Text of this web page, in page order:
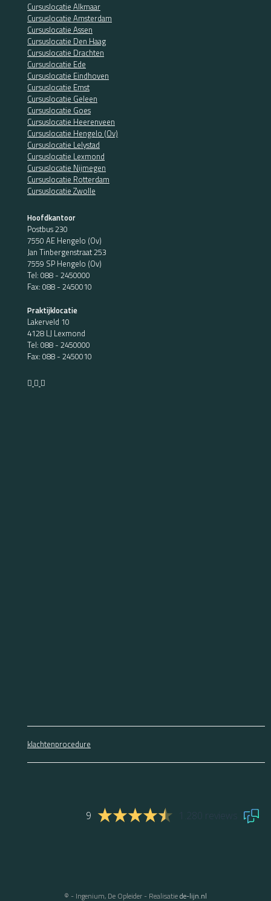
Cursuslocatie Alkmaar
Cursuslocatie Amsterdam
Cursuslocatie Assen
Cursuslocatie Den Haag
Cursuslocatie Drachten
Cursuslocatie Ede
Cursuslocatie Eindhoven
Cursuslocatie Emst
Cursuslocatie Geleen
Cursuslocatie Goes
Cursuslocatie Heerenveen
Cursuslocatie Hengelo (Ov)
Cursuslocatie Lelystad
Cursuslocatie Lexmond
Cursuslocatie Nijmegen
Cursuslocatie Rotterdam
Cursuslocatie Zwolle
Hoofdkantoor
Postbus 230
7550 AE Hengelo (Ov)
Jan Tinbergenstraat 253
7559 SP Hengelo (Ov)
Tel: 088 - 2450000
Fax: 088 - 2450010
Praktijklocatie
Lakerveld 10
4128 LJ Lexmond
Tel: 088 - 2450000
Fax: 088 - 2450010
klachtenprocedure
9
© - Ingenium, De Opleider - Realisatiede-lijn.nl